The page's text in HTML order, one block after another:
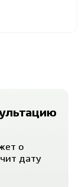
о
дату